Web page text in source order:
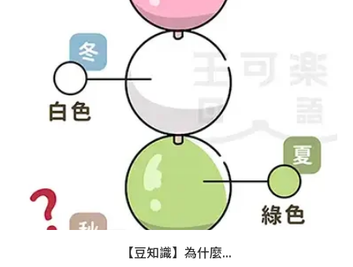
【豆知識】為什麼...